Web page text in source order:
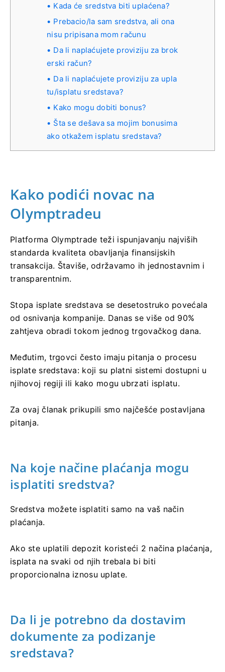
Kada će sredstva biti uplaćena?
Prebacio/la sam sredstva, ali ona
nisu pripisana mom računu
Da li naplaćujete proviziju za brok
erski račun?
Da li naplaćujete proviziju za upla
tu/isplatu sredstava?
Kako mogu dobiti bonus?
Šta se dešava sa mojim bonusima
ako otkažem isplatu sredstava?
Kako podići novac na
Olymptradeu
Platforma Olymptrade teži ispunjavanju najviših
standarda kvaliteta obavljanja finansijskih
transakcija. Štaviše, održavamo ih jednostavnim i
transparentnim.
Stopa isplate sredstava se desetostruko povećala
od osnivanja kompanije. Danas se više od 90%
zahtjeva obradi tokom jednog trgovačkog dana.
Međutim, trgovci često imaju pitanja o procesu
isplate sredstava: koji su platni sistemi dostupni u
njihovoj regiji ili kako mogu ubrzati isplatu.
Za ovaj članak prikupili smo najčešće postavljana
pitanja.
Na koje načine plaćanja mogu
isplatiti sredstva?
Sredstva možete isplatiti samo na vaš način
plaćanja.
Ako ste uplatili depozit koristeći 2 načina plaćanja,
isplata na svaki od njih trebala bi biti
proporcionalna iznosu uplate.
Da li je potrebno da dostavim
dokumente za podizanje
sredstava?